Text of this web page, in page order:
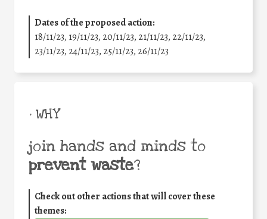
Dates of the proposed action:
18/11/23, 19/11/23, 20/11/23, 21/11/23, 22/11/23,
23/11/23, 24/11/23, 25/11/23, 26/11/23
• WHY
join hands and minds to
prevent waste?
Check out other actions that will cover these
themes: